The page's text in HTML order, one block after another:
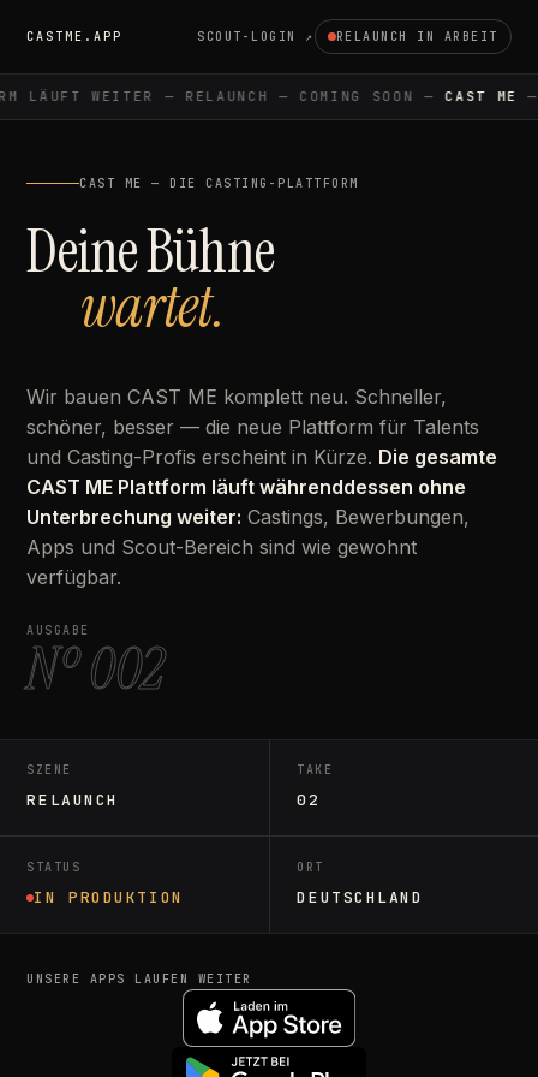
CASTME.APP SCOUT-LOGIN ↗ RELAUNCH IN ARBEIT
LÄUFT WEITER — RELAUNCH — COMING SOON — CAST ME—
CAST ME — DIE CASTING-PLATTFORM
Deine Bühne
wartet.
Wir bauen CAST ME komplett neu. Schneller,
schöner, besser — die neue Plattform für Talents
und Casting-Profis erscheint in Kürze. Die gesamte
CAST ME Plattform läuft währenddessen ohne
Unterbrechung weiter: Castings, Bewerbungen,
Apps und Scout-Bereich sind wie gewohnt
verfügbar.
AUSGABE
Nº 002
SZENE
RELAUNCH
TAKE
02
STATUS
IN PRODUKTION
ORT
DEUTSCHLAND
UNSERE APPS LAUFEN WEITER